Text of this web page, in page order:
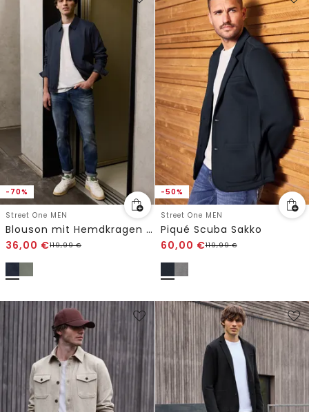
-70%
Street One MEN
Blouson mit Hemdkragen und Zipper
36,00 €119,99€
-50%
Street One MEN
Piqué Scuba Sakko
60,00 €119,99€